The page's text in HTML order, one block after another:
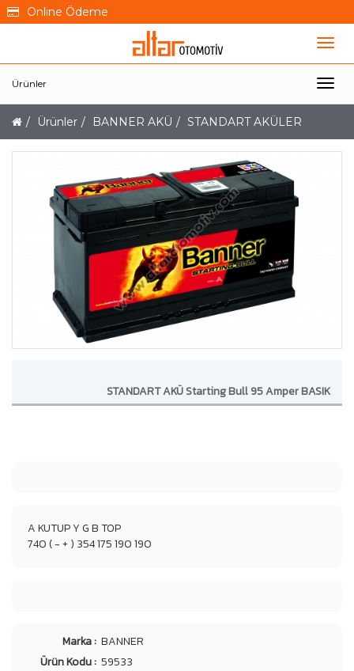
Online Ödeme
Ürünler
Ürünler BANNER AKÜ STANDART AKÜLER
STANDART AKÜ Starting Bull 95 Amper BASIK
A KUTUP Y G B TOP
740 ( - + ) 354 175 190 190
Marka : BANNER
Ürün Kodu : 59533